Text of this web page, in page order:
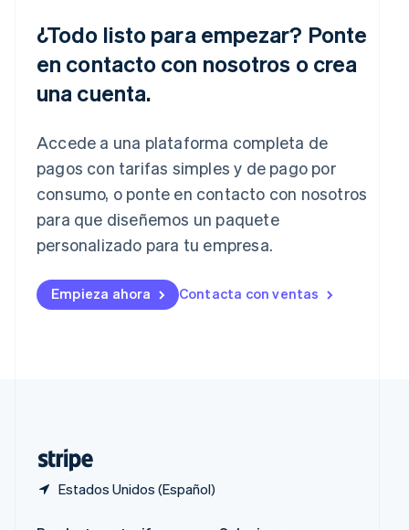
¿Todo listo para empezar? Ponte
en contacto con nosotros o crea
una cuenta.
Accede a una plataforma completa de
pagos con tarifas simples y de pago por
consumo, o ponte en contacto con nosotros
para que diseñemos un paquete
personalizado para tu empresa.
Empieza ahora Contacta con ventas
Estados Unidos (Español)
English
Países Bajos
NederlandsEnglish
Polonia
Portugal
PortuguêsEnglish
RAE de Hong Kong, China
English简体中文
Reino Unido
English
República Checa
Rumania
English